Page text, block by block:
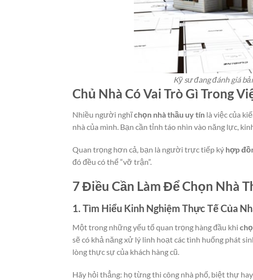
Kỹ sư đang đánh giá
Chủ Nhà Có Vai Trò Gì Trong
Nhiều người nghĩchọn nhà thầu uy tín là việc của
nhà của mình. Bạn cần tỉnh táo nhìn vào năng lực,
Quan trọng hơn cả, bạn là người trực tiếp ký hợp
đó đều có thể “vỡ trận”.
7 Điều Cần Làm Để Chọn Nhà
1. Tìm Hiểu Kinh Nghiệm Thực Tế Của
Một trong những yếu tố quan trọng hàng đầu khi
sẽ có khả năng xử lý linh hoạt các tình huống phát
lòng thực sự của khách hàng cũ.
Hãy hỏi thẳng: họ từng thi công nhà phố, biệt thự